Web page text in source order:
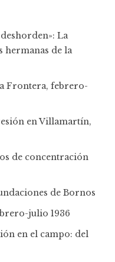
La
hermanas de la
Frontera, febrero-
en Villamartín,
de concentración
de Bornos
julio 1936
en el campo: del